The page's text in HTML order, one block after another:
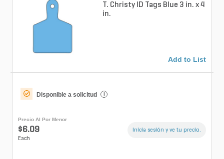
T. Christy ID Tags Blue 3 in. x 4
in.
Add to List
Disponible a solicitud i
Precio Al Por Menor
$6.09
Each
Inicia sesión y ve tu precio.